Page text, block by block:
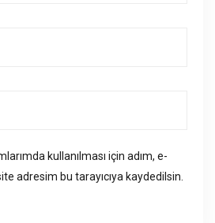
kullanılması için adım, e-
adresim bu tarayıcıya kaydedilsin.